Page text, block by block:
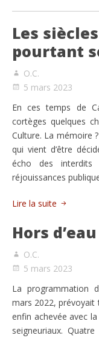
Les
pourtant
O.C.
5 mars 2023
En ces temps de
cortèges quelques
Culture. La mémoire
qui vient d’être
écho des interdits
réjouissances
Lire la suite
Hors
O.C.
5 mars 2023
La programmation
mars 2022, prévoyait
enfin achevée avec
seigneuriaux.